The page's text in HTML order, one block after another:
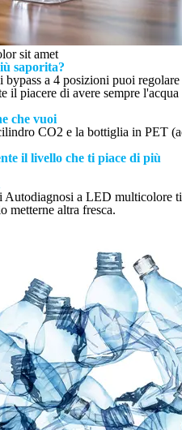
sit amet
saporita?
bypass a 4 posizioni puoi
il piacere di avere sempre
che vuoi
CO2 e la bottiglia in PET
il livello che ti piace di più
Autodiagnosi a LED multicolore
metterne altra fresca.